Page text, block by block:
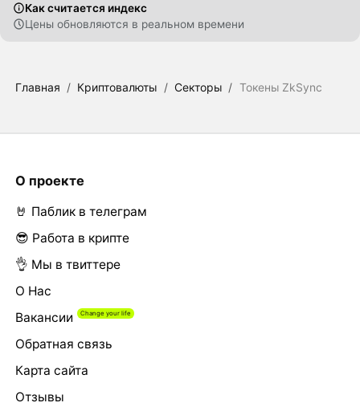
Как считается индекс
Цены обновляются в реальном времени
Главная / Криптовалюты / Секторы / Токены ZkSync
О проекте
🤘 Паблик в телеграм
😎 Работа в крипте
👌 Мы в твиттере
О Нас
Вакансии
Обратная связь
Карта сайта
Отзывы